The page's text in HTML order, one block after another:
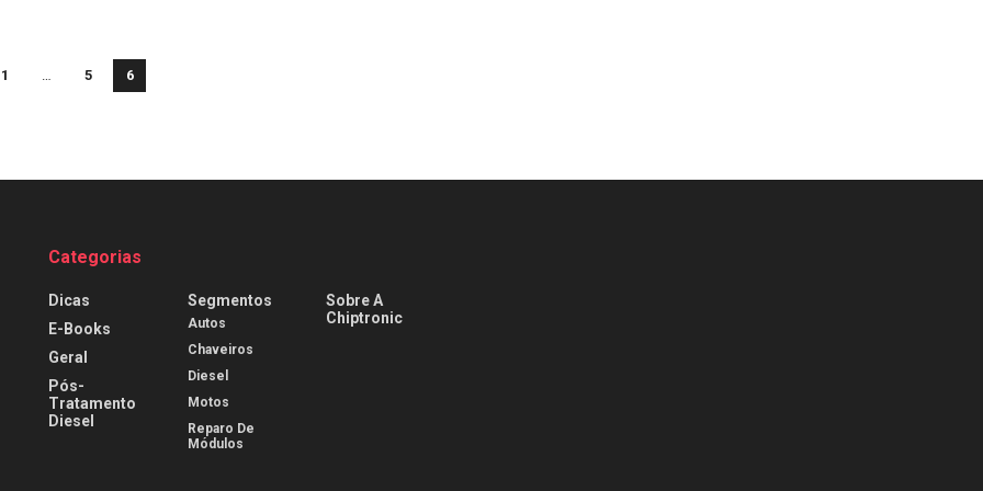
1 … 5 6
Categorias
Dicas
E-Books
Geral
Pós-
Tratamento
Diesel
Segmentos
Autos
Chaveiros
Diesel
Motos
Reparo De
Módulos
Sobre A
Chiptronic